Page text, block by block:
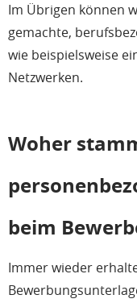
Im Übrigen können
gemachte,
wie beispielsweise
Netzwerken.
Woher
beim
Immer wieder